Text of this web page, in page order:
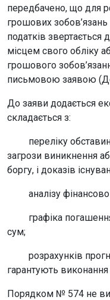
передбачено, що для
грошових
податків
місцем свого обліку
грошового
письмовою заявою
До заяви додається
складається з:
переліку обставин,
загрози виникнення
боргу, і доказів
аналізу
графіка погашення
сум;
розрахунків
гарантують
Порядком № 574 не